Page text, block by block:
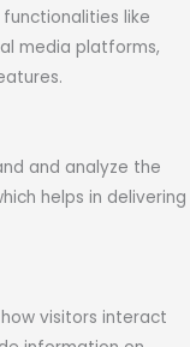
like
media platforms,
and analyze the
helps in delivering
visitors interact